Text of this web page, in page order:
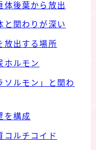
体後葉から放出
と関わりが深い
放出する場所
ホルモン
ソルモン」と関わ
を構成
コルチコイド